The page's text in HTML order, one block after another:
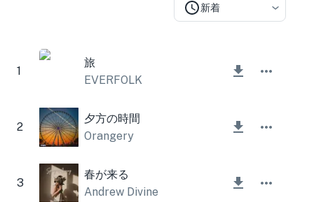
新着
1
旅
EVERFOLK
2
夕方の時間
Orangery
3
春が来る
Andrew Divine